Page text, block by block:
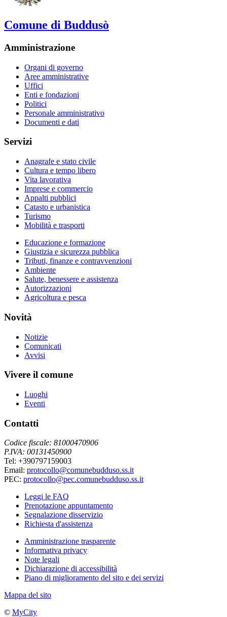
Comune di Buddusò
Amministrazione
Organi di governo
Aree amministrative
Uffici
Enti e fondazioni
Politici
Personale amministrativo
Documenti e dati
Servizi
Anagrafe e stato civile
Cultura e tempo libero
Vita lavorativa
Imprese e commercio
Appalti pubblici
Catasto e urbanistica
Turismo
Mobilità e trasporti
Educazione e formazione
Giustizia e sicurezza pubblica
Tributi, finanze e contravvenzioni
Ambiente
Salute, benessere e assistenza
Autorizzazioni
Agricoltura e pesca
Novità
Notizie
Comunicati
Avvisi
Vivere il comune
Luoghi
Eventi
Contatti
Codice fiscale: 81000470906
P.IVA: 00131450900
Tel: +390797159003
Email: protocollo@comunebudduso.ss.it
PEC: protocollo@pec.comunebudduso.ss.it
Leggi le FAQ
Prenotazione appuntamento
Segnalazione disservizio
Richiesta d'assistenza
Amministrazione trasparente
Informativa privacy
Note legali
Dichiarazione di accessibilità
Piano di miglioramento del sito e dei servizi
Mappa del sito
© MyCity